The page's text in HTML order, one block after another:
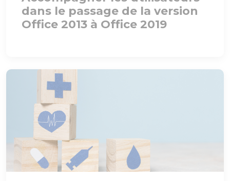
dans le passage de la version
Office 2013 à Office 2019